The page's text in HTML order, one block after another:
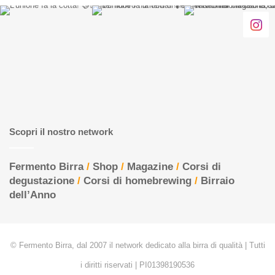
Scopri il nostro network
Fermento Birra/ Shop / Magazine / Corsi di
degustazione / Corsi di homebrewing / Birraio
dell’Anno
© Fermento Birra, dal 2007 il network dedicato alla birra di qualità | Tutti
i diritti riservati | PI01398190536